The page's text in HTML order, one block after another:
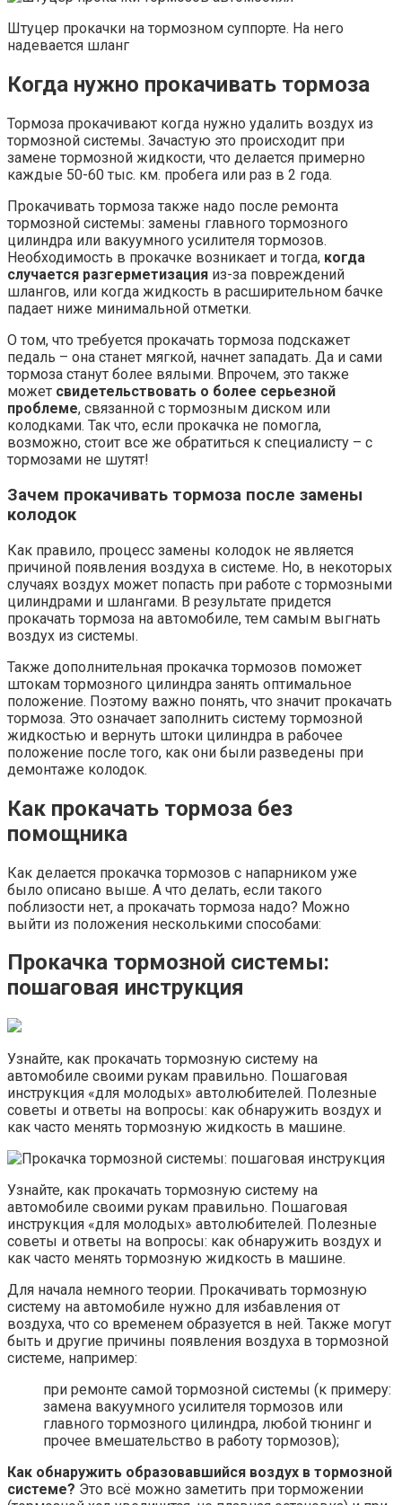
Штуцер прокачки на тормозном суппорте. На него
надевается шланг
Когда нужно прокачивать тормоза
Тормоза прокачивают когда нужно удалить воздух из
тормозной системы. Зачастую это происходит при
замене тормозной жидкости, что делается примерно
каждые 50-60 тыс. км. пробега или раз в 2 года.
Прокачивать тормоза также надо после ремонта
тормозной системы: замены главного тормозного
цилиндра или вакуумного усилителя тормозов.
Необходимость в прокачке возникает и тогда, когда
случается разгерметизация из-за повреждений
шлангов, или когда жидкость в расширительном бачке
падает ниже минимальной отметки.
О том, что требуется прокачать тормоза подскажет
педаль – она станет мягкой, начнет западать. Да и сами
тормоза станут более вялыми. Впрочем, это также
может свидетельствовать о более серьезной
проблеме, связанной с тормозным диском или
колодками. Так что, если прокачка не помогла,
возможно, стоит все же обратиться к специалисту – с
тормозами не шутят!
Зачем прокачивать тормоза после замены
колодок
Как правило, процесс замены колодок не является
причиной появления воздуха в системе. Но, в некоторых
случаях воздух может попасть при работе с тормозными
цилиндрами и шлангами. В результате придется
прокачать тормоза на автомобиле, тем самым выгнать
воздух из системы.
Также дополнительная прокачка тормозов поможет
штокам тормозного цилиндра занять оптимальное
положение. Поэтому важно понять, что значит прокачать
тормоза. Это означает заполнить систему тормозной
жидкостью и вернуть штоки цилиндра в рабочее
положение после того, как они были разведены при
демонтаже колодок.
Как прокачать тормоза без
помощника
Как делается прокачка тормозов с напарником уже
было описано выше. А что делать, если такого
поблизости нет, а прокачать тормоза надо? Можно
выйти из положения несколькими способами:
Прокачка тормозной системы:
пошаговая инструкция
Узнайте, как прокачать тормозную систему на
автомобиле своими рукам правильно. Пошаговая
инструкция «для молодых» автолюбителей. Полезные
советы и ответы на вопросы: как обнаружить воздух и
как часто менять тормозную жидкость в машине.
Узнайте, как прокачать тормозную систему на
автомобиле своими рукам правильно. Пошаговая
инструкция «для молодых» автолюбителей. Полезные
советы и ответы на вопросы: как обнаружить воздух и
как часто менять тормозную жидкость в машине.
Для начала немного теории. Прокачивать тормозную
систему на автомобиле нужно для избавления от
воздуха, что со временем образуется в ней. Также могут
быть и другие причины появления воздуха в тормозной
системе, например:
при ремонте самой тормозной системы (к примеру:
замена вакуумного усилителя тормозов или
главного тормозного цилиндра, любой тюнинг и
прочее вмешательство в работу тормозов);
Как обнаружить образовавшийся воздух в тормозной
системе? Это всё можно заметить при торможении